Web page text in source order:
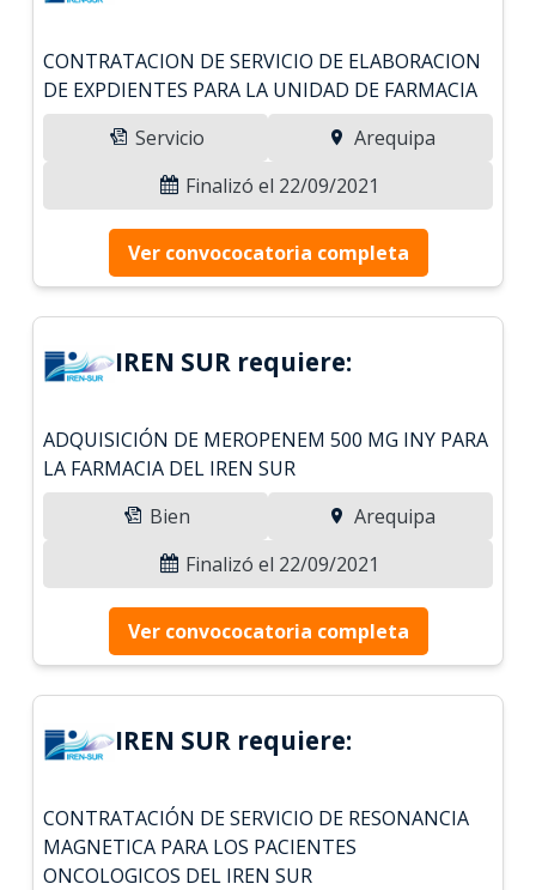
CONTRATACION DE SERVICIO DE ELABORACION
DE EXPDIENTES PARA LA UNIDAD DE FARMACIA
Servicio
Arequipa
Finalizó el 22/09/2021
Ver convococatoria completa
IREN SUR requiere:
ADQUISICIÓN DE MEROPENEM 500 MG INY PARA
LA FARMACIA DEL IREN SUR
Bien
Arequipa
Finalizó el 22/09/2021
Ver convococatoria completa
IREN SUR requiere:
CONTRATACIÓN DE SERVICIO DE RESONANCIA
MAGNETICA PARA LOS PACIENTES
ONCOLOGICOS DEL IREN SUR